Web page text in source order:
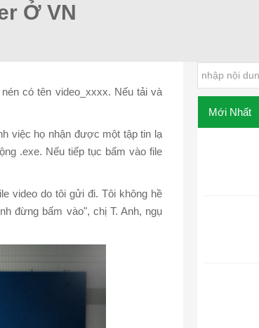
Ở VN
có tên video_xxxx. Nếu tải và
việc họ nhận được một tập tin lạ
.exe. Nếu tiếp tục bấm vào file
video do tôi gửi đi. Tôi không hề
đừng bấm vào", chị T. Anh, ngụ
Mới Nhất